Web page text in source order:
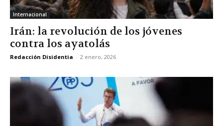
Internacional
Irán: la revolución de los jóvenes
contra los ayatolás
Redacción Disidentia - 2 enero, 2026